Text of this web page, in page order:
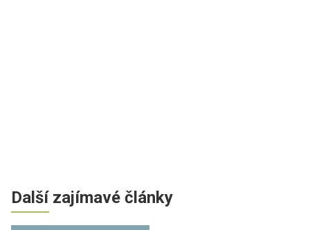
Další zajímavé články